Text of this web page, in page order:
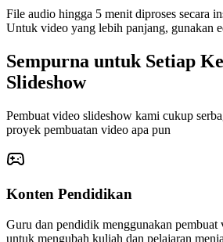
File audio hingga 5 menit diproses secara
Untuk video yang lebih panjang, gunakan
Sempurna untuk Setiap
Slideshow
Pembuat video slideshow kami cukup
proyek pembuatan video apa pun
Konten Pendidikan
Guru dan pendidik menggunakan pembuat
untuk mengubah kuliah dan pelajaran